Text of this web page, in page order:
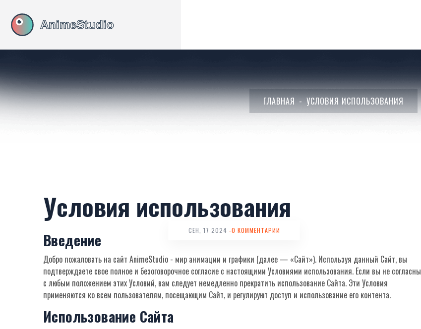
ГЛАВНАЯ УСЛОВИЯ ИСПОЛЬЗОВАНИЯ
Условия использования
СЕН, 17 2024 -0 КОММЕНТАРИИ
Введение
Добро пожаловать на сайт AnimeStudio - мир анимации и графики (далее — «Сайт»). Используя данный Сайт, вы
подтверждаете свое полное и безоговорочное согласие с настоящими Условиями использования. Если вы не согласны
с любым положением этих Условий, вам следует немедленно прекратить использование Сайта. Эти Условия
применяются ко всем пользователям, посещающим Сайт, и регулируют доступ и использование его контента.
Использование Сайта